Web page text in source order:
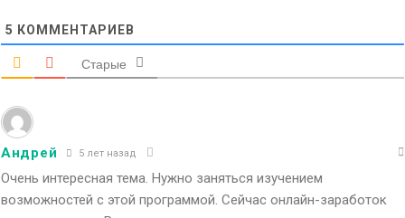
5 КОММЕНТАРИЕВ
Старые
Андрей 5 лет назад
Очень интересная тема. Нужно заняться изучением
возможностей с этой программой. Сейчас онлайн-заработок